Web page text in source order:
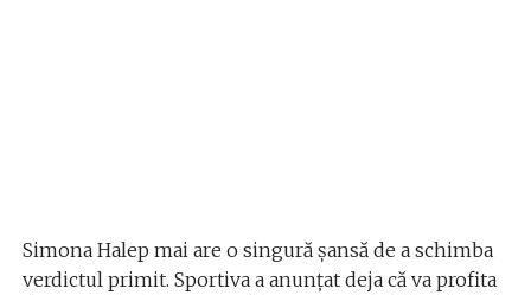
Simona Halep mai are o singură șansă de a schimba
verdictul primit. Sportiva a anunțat deja că va profita